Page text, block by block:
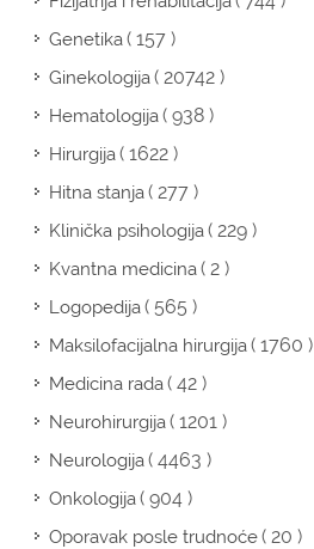
Genetika( 157 )
Ginekologija( 20742 )
Hematologija( 938 )
Hirurgija( 1622 )
Hitna stanja( 277 )
Klinička psihologija( 229 )
Kvantna medicina( 2 )
Logopedija( 565 )
Maksilofacijalna hirurgija( 1760 )
Medicina rada( 42 )
Neurohirurgija( 1201 )
Neurologija( 4463 )
Onkologija( 904 )
Oporavak posle trudnoće( 20 )